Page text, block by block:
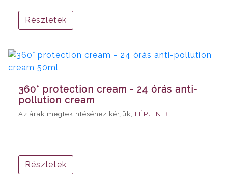
Részletek
360° protection cream - 24 órás anti-
pollution cream
Az árak megtekintéséhez kérjük, LÉPJEN BE!
Részletek